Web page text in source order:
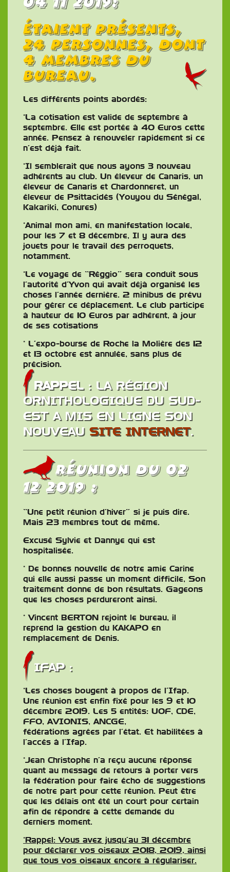
Étaient présents,
24 Personnes, dont
4 Membres du
BureAu.
Les différents points abordés:
*La cotisation est valide de septembre à
septembre. Elle est portée à 40 Euros cette
année. Pensez à renouveler rapidement si ce
n’est déjà fait.
*Il semblerait que nous ayons 3 nouveau
adhérents au club. Un éleveur de Canaris, un
éleveur de Canaris et Chardonneret, un
éleveur de Psittacidés (Youyou du Sénégal,
Kakariki, Conures)
*Animal mon ami, en manifestation locale,
pour les 7 et 8 décembre, Il y aura des
jouets pour le travail des perroquets,
notamment.
*Le voyage de “Réggio” sera conduit sous
l’autorité d’Yvon qui avait déjà organisé les
choses l’année dernière. 2 minibus de prévu
pour gérer ce déplacement. Le club participe
à hauteur de 10 Euros par adhérent, à jour
de ses cotisations
* L’expo-bourse de Roche la Molière des 12
et 13 octobre est annulée, sans plus de
précision.
RAPPEL : LA RÉGION
ORNITHOLOGIQUE DU SUD-
EST A MIS EN LIGNE SON
NOUVEAU SITE INTERNET.
Réunion du 02
12 2019 :
“Une petit réunion d’hiver” si je puis dire.
Mais 23 membres tout de même.
Excusé Sylvie et Dannye qui est
hospitalisée.
* De bonnes nouvelle de notre amie Carine
qui elle aussi passe un moment difficile, Son
traitement donne de bon résultats. Gageons
que les choses perdureront ainsi.
* Vincent BERTON rejoint le bureau, il
reprend la gestion du KAKAPO en
remplacement de Denis.
IFAP :
*Les choses bougent à propos de l’Ifap.
Une réunion est enfin fixé pour les 9 et 10
décembre 2019. Les 5 entités: UOF, CDE,
FFO, AVIONIS, ANCGE,
fédérations agrées par l’état. Et habilitées à
l’accés à l’Ifap.
*Jean Christophe n’a reçu aucune réponse
quant au message de retours à porter vers
la fédération pour faire écho de suggestions
de notre part pour cette réunion. Peut être
que les délais ont été un court pour certain
afin de répondre à cette demande du
derniers moment.
*Rappel: Vous avez jusqu’au 31 décembre
pour déclarer vos oiseaux 2018, 2019, ainsi
que tous vos oiseaux encore à régulariser.